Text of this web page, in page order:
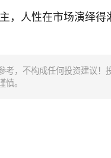
，人性在市场演绎得
考，不构成任何投资建议！
。